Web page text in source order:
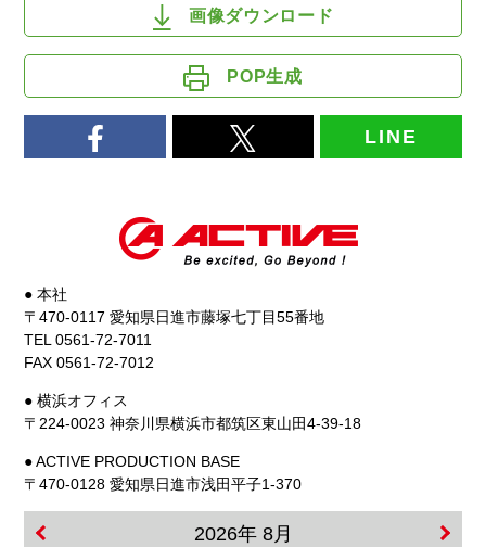
画像ダウンロード
POP生成
LINE
● 本社
〒470-0117 愛知県日進市藤塚七丁目55番地
TEL 0561-72-7011
FAX 0561-72-7012
● 横浜オフィス
〒224-0023 神奈川県横浜市都筑区東山田4-39-18
● ACTIVE PRODUCTION BASE
〒470-0128 愛知県日進市浅田平子1-370
2026年 8月